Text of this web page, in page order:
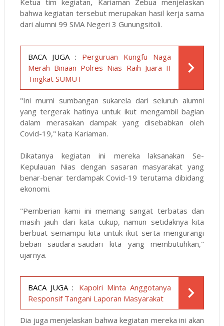
bahwa kegiatan tersebut merupakan hasil kerja sama
dari alumni 99 SMA Negeri 3 Gunungsitoli.
BACA JUGA :
Perguruan Kungfu Naga
Merah Binaan Polres Nias Raih Juara II
Tingkat SUMUT
"Ini murni sumbangan sukarela dari seluruh alumni
yang tergerak hatinya untuk ikut mengambil bagian
dalam merasakan dampak yang disebabkan oleh
Covid-19," kata Kariaman.
Dikatanya kegiatan ini mereka laksanakan Se-
Kepulauan Nias dengan sasaran masyarakat yang
benar-benar terdampak Covid-19 terutama dibidang
ekonomi.
"Pemberian kami ini memang sangat terbatas dan
masih jauh dari kata cukup, namun setidaknya kita
berbuat semampu kita untuk ikut serta mengurangi
beban saudara-saudari kita yang membutuhkan,"
ujarnya.
BACA JUGA :
Kapolri Minta Anggotanya
Responsif Tangani Laporan Masyarakat
Dia juga menjelaskan bahwa kegiatan mereka ini akan